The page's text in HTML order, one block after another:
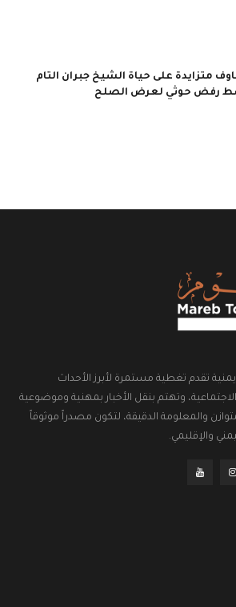
متزايدة على حياة الشيخ جبران التام
رفض حوثي لعرض الصلح
تقدم تغطية مستمرة لأبرز الأحداث
وتهتم بنقل الأخبار بمهنية وموضوعية
والمعلومة الدقيقة، لتكون مصدراً موثوقاً
والإقليمي.